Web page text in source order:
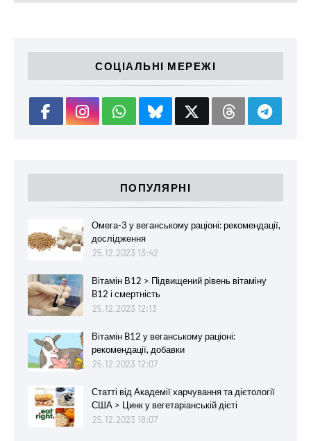
СОЦІАЛЬНІ МЕРЕЖІ
ПОПУЛЯРНІ
Омега-3 у веганському раціоні: рекомендації,
дослідження
25.12.2023 13:42
Вітамін В12 > Підвищений рівень вітаміну
B12 і смертність
25.12.2023 12:13
Вітамін B12 у веганському раціоні:
рекомендації, добавки
25.12.2023 12:07
Статті від Академії харчування та дієтології
США > Цинк у вегетаріанській дієті
25.12.2023 18:07